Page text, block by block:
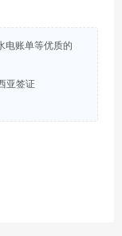
电账单等优质的
亚签证